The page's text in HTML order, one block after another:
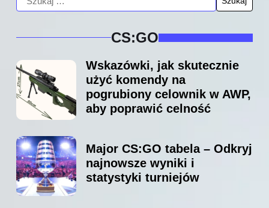
CS:GO
Wskazówki, jak skutecznie
użyć komendy na
pogrubiony celownik w AWP,
aby poprawić celność
Major CS:GO tabela – Odkryj
najnowsze wyniki i
statystyki turniejów